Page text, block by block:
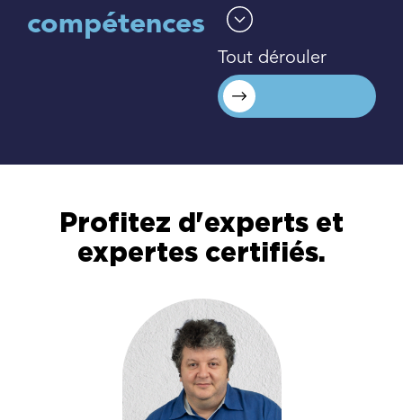
compétences
Tout dérouler
Profitez d'experts et
expertes certifiés.